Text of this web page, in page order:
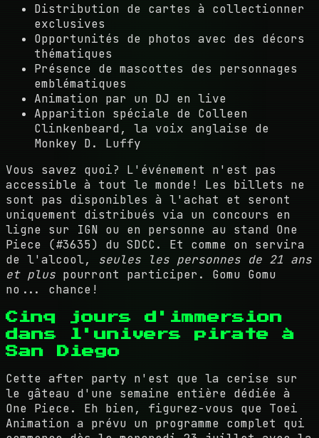
Distribution de cartes à collectionner
exclusives
Opportunités de photos avec des décors
thématiques
Présence de mascottes des personnages
emblématiques
Animation par un DJ en live
Apparition spéciale de Colleen
Clinkenbeard, la voix anglaise de
Monkey D. Luffy
Vous savez quoi? L'événement n'est pas
accessible à tout le monde! Les billets ne
sont pas disponibles à l'achat et seront
uniquement distribués via un concours en
ligne sur IGN ou en personne au stand One
Piece (#3635) du SDCC. Et comme on servira
de l'alcool, seules les personnes de 21 ans
et plus pourront participer. Gomu Gomu
no... chance!
Cinq jours d'immersion
dans l'univers pirate à
San Diego
Cette after party n'est que la cerise sur
le gâteau d'une semaine entière dédiée à
One Piece. Eh bien, figurez-vous que Toei
Animation a prévu un programme complet qui